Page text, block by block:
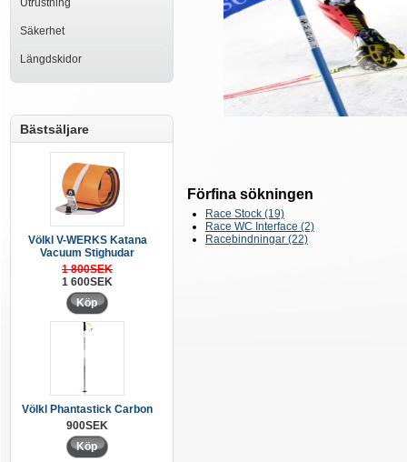
Utrustning
Säkerhet
Längdskidor
Bästsäljare
Völkl V-WERKS Katana
Vacuum Stighudar
1 800SEK
1 600SEK
Köp
Völkl Phantastick Carbon
900SEK
Köp
Förfina sökningen
Race Stock (19)
Race WC Interface (2)
Racebindningar (22)